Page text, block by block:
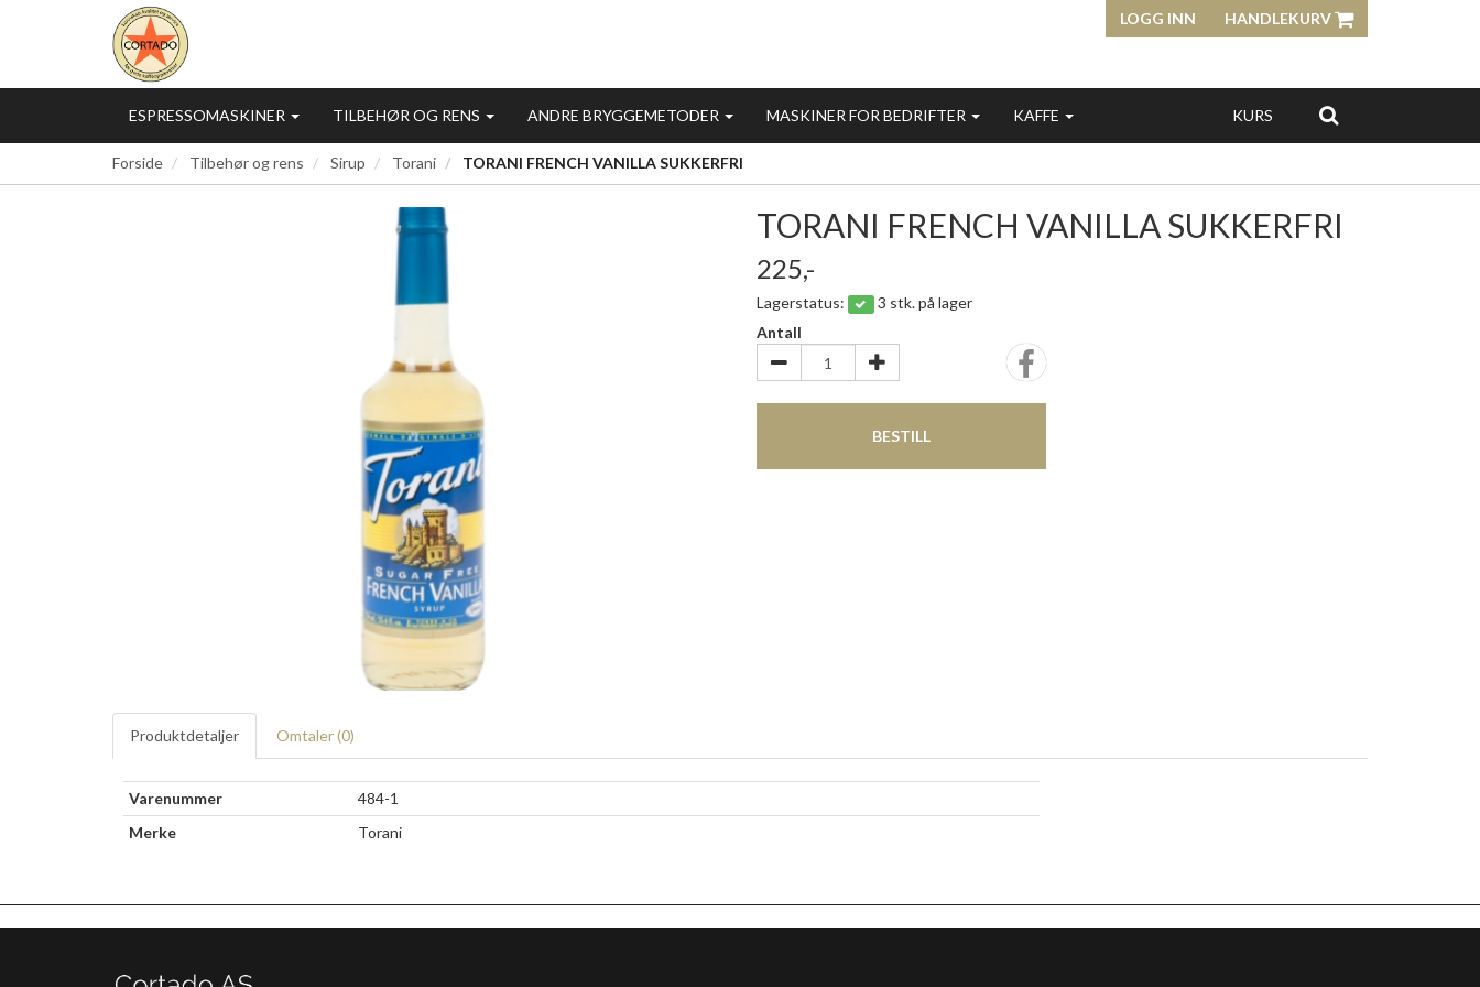
LOGG INN HANDLEKURV
ESPRESSOMASKINER TILBEHØR OG RENS ANDRE BRYGGEMETODER MASKINER FOR BEDRIFTER KAFFE KURS
Forside Tilbehør og rens Sirup Torani TORANI FRENCH VANILLA SUKKERFRI
TORANI FRENCH VANILLA SUKKERFRI
225,-
Lagerstatus:
3 stk. på lager
Antall
BESTILL
Produktdetaljer Omtaler (0)
Varenummer
484-1
Merke
Torani